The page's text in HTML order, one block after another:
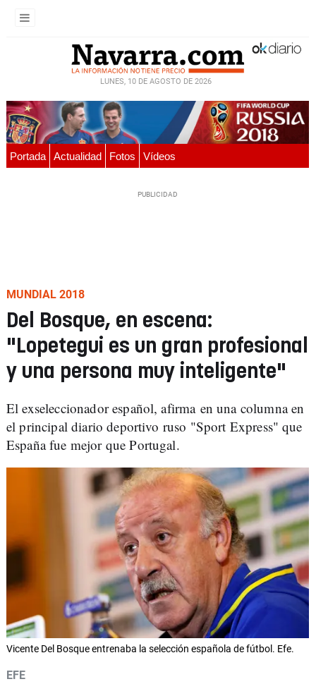
LUNES, 10 DE AGOSTO DE 2026
Portada Actualidad Fotos Vídeos
MUNDIAL 2018
Del Bosque, en escena:
"Lopetegui es un gran profesional
y una persona muy inteligente"
El exseleccionador español, afirma en una columna en
el principal diario deportivo ruso "Sport Express" que
España fue mejor que Portugal.
Vicente Del Bosque entrenaba la selección española de fútbol. Efe.
EFE